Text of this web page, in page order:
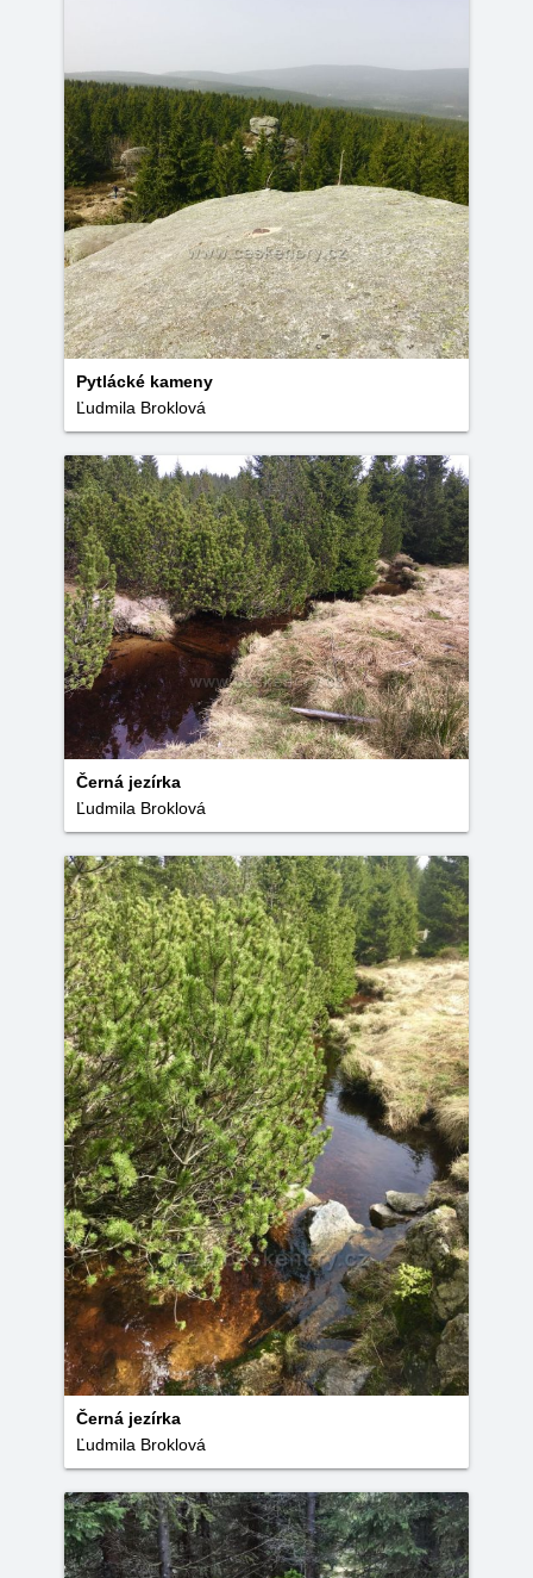
Pytlácké kameny
Ľudmila Broklová
Černá jezírka
Ľudmila Broklová
Černá jezírka
Ľudmila Broklová